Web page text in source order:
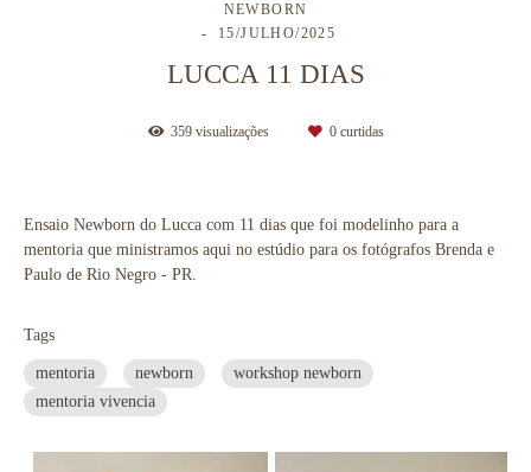
NEWBORN
15/JULHO/2025
LUCCA 11 DIAS
359visualizações 0curtidas
Ensaio Newborn do Lucca com 11 dias que foi modelinho para a
mentoria que ministramos aqui no estúdio para os fotógrafos Brenda e
Paulo de Rio Negro - PR.
Tags
mentoria newborn
workshop newborn
mentoria vivencia